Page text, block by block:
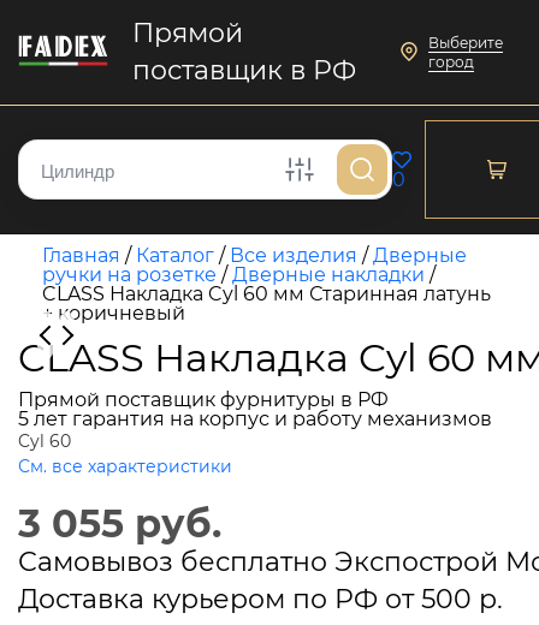
Прямой
поставщик в РФ
Выберите
город
0
Главная / Каталог / Все изделия /Дверные
ручки на розетке /Дверные накладки /
CLASS Накладка Cyl 60 мм Старинная латунь
+ коричневый
CLASS Накладка Cyl 60
Прямой поставщик фурнитуры в РФ
5 лет гарантия на корпус и работу механизмов
Cyl 60
См. все характеристики
3 055 руб.
Самовывоз бесплатно Экспострой
Доставка курьером по РФ от 500 р.